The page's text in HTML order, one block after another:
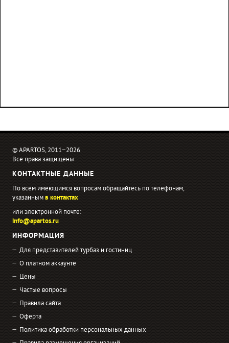
© APARTOS, 2011−2026
Все права защищены
КОНТАКТНЫЕ ДАННЫЕ
По всем имеющимся вопросам обращайтесь по телефонам,
указаннымв контактах
или электронной почте:
info@apartos.ru
ИНФОРМАЦИЯ
Для представителей турбаз и гостиниц
О платном аккаунте
Цены
Частые вопросы
Правила сайта
Оферта
Политика обработки персональных данных